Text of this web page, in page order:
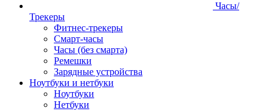
Часы/
Трекеры
Фитнес-трекеры
Смарт-часы
Часы (без смарта)
Ремешки
Зарядные устройства
Ноутбуки и нетбуки
Ноутбуки
Нетбуки